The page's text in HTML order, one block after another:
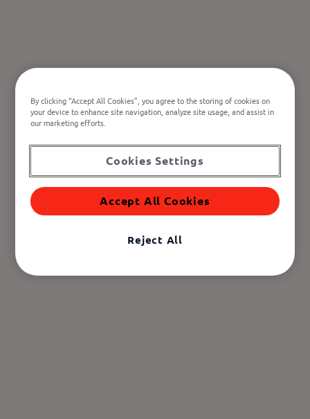
By clicking “Accept All Cookies”, you agree to the storing of cookies on
your device to enhance site navigation, analyze site usage, and assist in
our marketing efforts.
Reject All
Accept All Cookies
Cookies Settings